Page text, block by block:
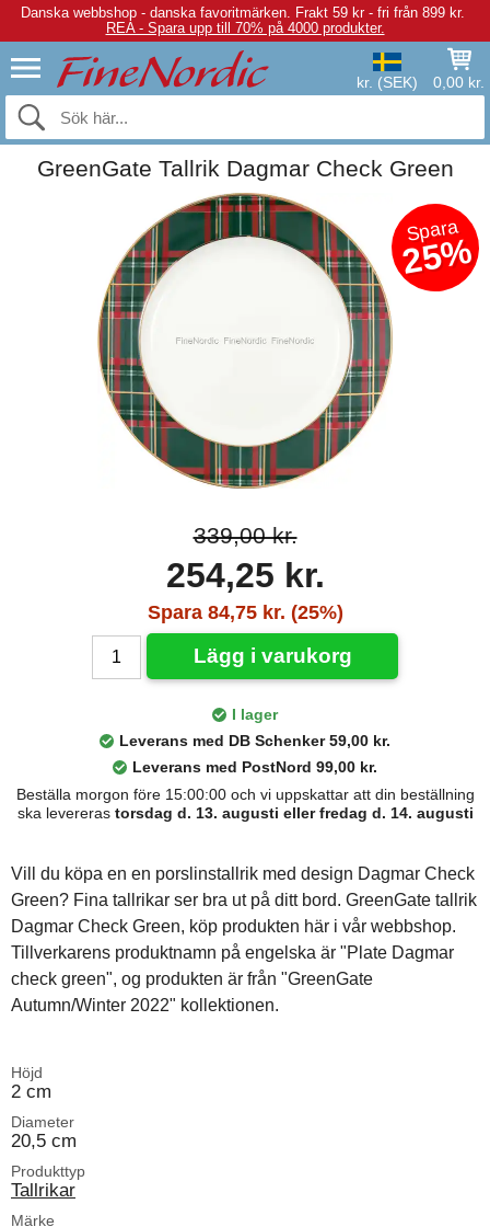
Danska webbshop - danska favoritmärken. Frakt 59 kr - fri från 899 kr.
REA - Spara upp till 70% på 4000 produkter.
kr. (SEK) 0,00 kr.
GreenGate Tallrik Dagmar Check Green
Spara
25%
339,00 kr.
254,25 kr.
Spara 84,75 kr. (25%)
Lägg i varukorg
I lager
Leverans med DB Schenker 59,00 kr.
Leverans med PostNord 99,00 kr.
Beställa morgon före 15:00:00 och vi uppskattar att din beställning
ska levereras torsdag d. 13. augusti eller fredag d. 14. augusti
Vill du köpa en en porslinstallrik med design Dagmar Check
Green? Fina tallrikar ser bra ut på ditt bord. GreenGate tallrik
Dagmar Check Green, köp produkten här i vår webbshop.
Tillverkarens produktnamn på engelska är "Plate Dagmar
check green", og produkten är från "GreenGate
Autumn/Winter 2022" kollektionen.
Höjd
2 cm
Diameter
20,5 cm
Produkttyp
Tallrikar
Märke